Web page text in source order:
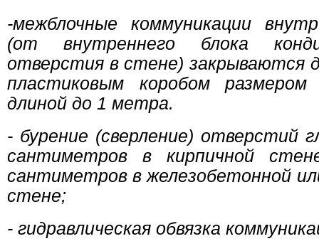
-межблочные коммуникации
(от внутреннего блока
отверстия в стене) закрываются
пластиковым коробом
длиной до 1 метра.
- бурение (сверление) отверстий
сантиметров в кирпичной
сантиметров в железобетонной
стене;
- гидравлическая обвязка